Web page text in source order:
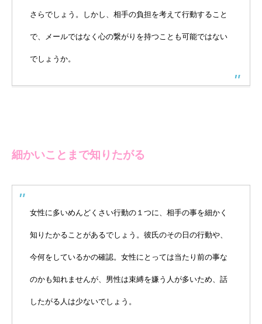
さらでしょう。しかし、相手の負担を考えて行動すること
で、メールではなく心の繋がりを持つことも可能ではない
でしょうか。
細かいことまで知りたがる
女性に多いめんどくさい行動の１つに、相手の事を細かく
知りたかることがあるでしょう。彼氏のその日の行動や、
今何をしているかの確認。女性にとっては当たり前の事な
のかも知れませんが、男性は束縛を嫌う人が多いため、話
したがる人は少ないでしょう。